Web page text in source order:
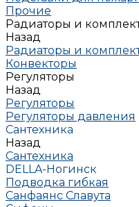
Прочие
Радиаторы и
Назад
Радиаторы и
Конвекторы
Регуляторы
Назад
Регуляторы
Регуляторы давления
Сантехника
Назад
Сантехника
DELLA-Ногинск
Подводка гибкая
Санфаянс Славута